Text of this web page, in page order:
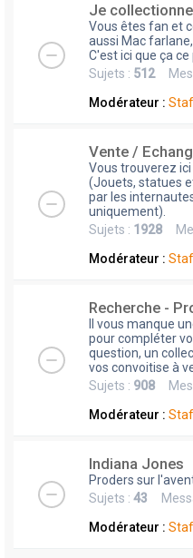
Je
Vous êtes fan et
aussi Mac farlane,
C'est ici que ça ce
Sujets : 512
Modérateur :
Vente /
Vous trouverez
(Jouets, statues
par les
uniquement).
Sujets : 1928
Modérateur :
Recherche -
Il vous manque
pour compléter
question, un
vos convoitise à
Sujets : 908
Modérateur :
Indiana Jones
Proders sur
Sujets : 43
Modérateur :